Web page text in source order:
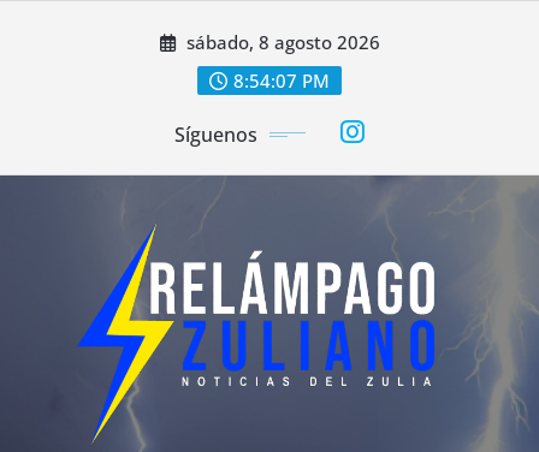
sábado, 8 agosto 2026
8:54:10 PM
Síguenos